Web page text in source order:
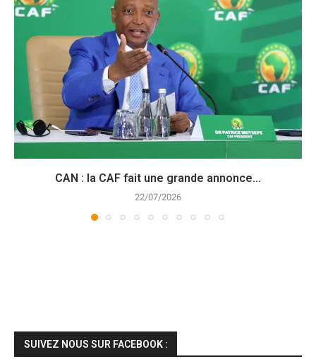
CAN : la CAF fait une grande annonce...
22/07/2026
SUIVEZ NOUS SUR FACEBOOK :